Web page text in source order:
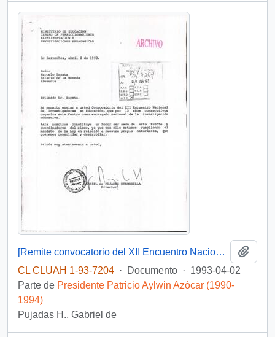
[Remite convocatorio del XII Encuentro Nacional de Investigadores en Educación]
CL CLUAH 1-93-7204 · Documento · 1993-04-02
Parte de Presidente Patricio Aylwin Azócar (1990-
1994)
Pujadas H., Gabriel de